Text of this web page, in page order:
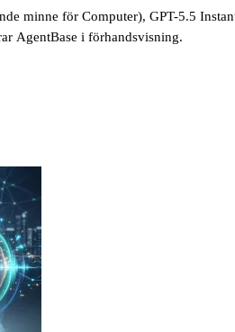
minne för Computer), GPT-5.5
AgentBase i förhandsvisning.